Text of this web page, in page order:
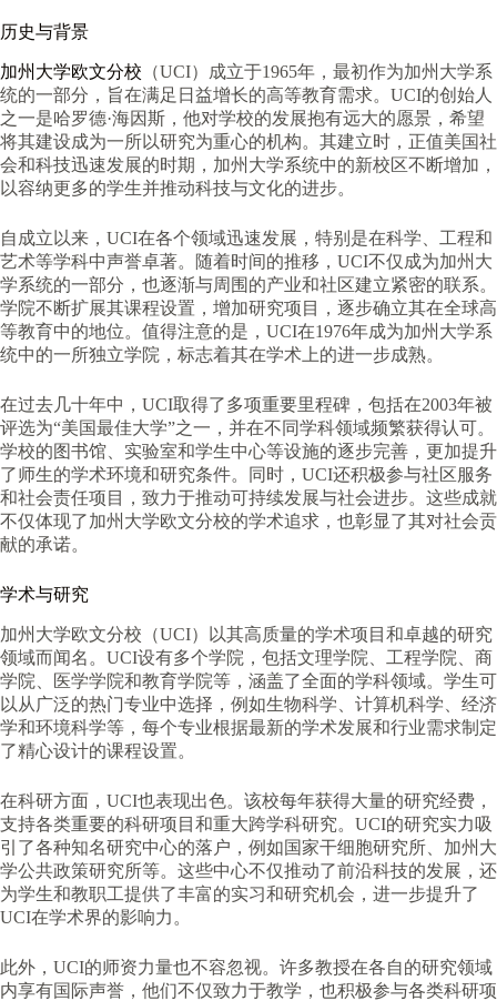
历史与背景
加州大学欧文分校 （UCI）成立于1965年，最初作为加州大学系
统的一部分，旨在满足日益增长的高等教育需求。UCI的创始人
之一是哈罗德·海因斯，他对学校的发展抱有远大的愿景，希望
将其建设成为一所以研究为重心的机构。其建立时，正值美国社
会和科技迅速发展的时期，加州大学系统中的新校区不断增加，
以容纳更多的学生并推动科技与文化的进步。
自成立以来，UCI在各个领域迅速发展，特别是在科学、工程和
艺术等学科中声誉卓著。随着时间的推移，UCI不仅成为加州大
学系统的一部分，也逐渐与周围的产业和社区建立紧密的联系。
学院不断扩展其课程设置，增加研究项目，逐步确立其在全球高
等教育中的地位。值得注意的是，UCI在1976年成为加州大学系
统中的一所独立学院，标志着其在学术上的进一步成熟。
在过去几十年中，UCI取得了多项重要里程碑，包括在2003年被
评选为“美国最佳大学”之一，并在不同学科领域频繁获得认可。
学校的图书馆、实验室和学生中心等设施的逐步完善，更加提升
了师生的学术环境和研究条件。同时，UCI还积极参与社区服务
和社会责任项目，致力于推动可持续发展与社会进步。这些成就
不仅体现了加州大学欧文分校的学术追求，也彰显了其对社会贡
献的承诺。
学术与研究
加州大学欧文分校（UCI）以其高质量的学术项目和卓越的研究
领域而闻名。UCI设有多个学院，包括文理学院、工程学院、商
学院、医学学院和教育学院等，涵盖了全面的学科领域。学生可
以从广泛的热门专业中选择，例如生物科学、计算机科学、经济
学和环境科学等，每个专业根据最新的学术发展和行业需求制定
了精心设计的课程设置。
在科研方面，UCI也表现出色。该校每年获得大量的研究经费，
支持各类重要的科研项目和重大跨学科研究。UCI的研究实力吸
引了各种知名研究中心的落户，例如国家干细胞研究所、加州大
学公共政策研究所等。这些中心不仅推动了前沿科技的发展，还
为学生和教职工提供了丰富的实习和研究机会，进一步提升了
UCI在学术界的影响力。
此外，UCI的师资力量也不容忽视。许多教授在各自的研究领域
内享有国际声誉，他们不仅致力于教学，也积极参与各类科研项